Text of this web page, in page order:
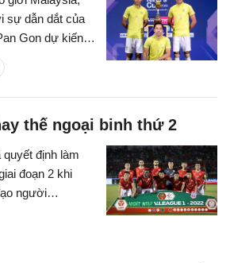
sự dẫn dắt của
Gon dự kiến
tại Thái Lan
thế ngoại binh thứ 2
định làm
đoạn 2 khi
người